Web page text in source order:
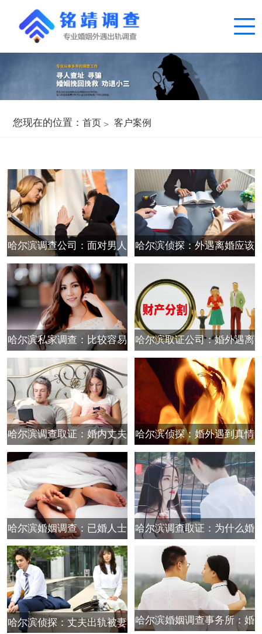
您现在的位置： 首页 客户案例
哈尔滨调查公司：面对男人
出轨，报复或原谅都是错的
哈尔滨侦探：外遇离婚应该
如何处理财产问题
哈尔滨私家调查：比较容易
有婚外情的几类女人
哈尔滨取证公司：婚外遇离
婚时财产应当如何分割
哈尔滨调查取证：婚内丈夫
出轨了，如何正确处理
哈尔滨侦探：婚外遇到真情
结局并非飞蛾扑火
哈尔滨婚姻调查：已婚人士
若发生关系，这样做较妥当
哈尔滨调查取证：为什么婚
外感情到结果都是不欢而散
哈尔滨侦探：丈夫出轨被妻
哈尔滨婚姻调查事务所：婚